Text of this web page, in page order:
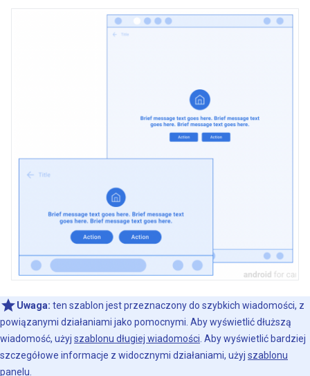
Uwaga: ten szablon jest przeznaczony do szybkich wiadomości, z
powiązanymi działaniami jako pomocnymi. Aby wyświetlić dłuższą
wiadomość, użyj szablonu długiej wiadomości. Aby wyświetlić bardziej
szczegółowe informacje z widocznymi działaniami, użyj szablonu
panelu.